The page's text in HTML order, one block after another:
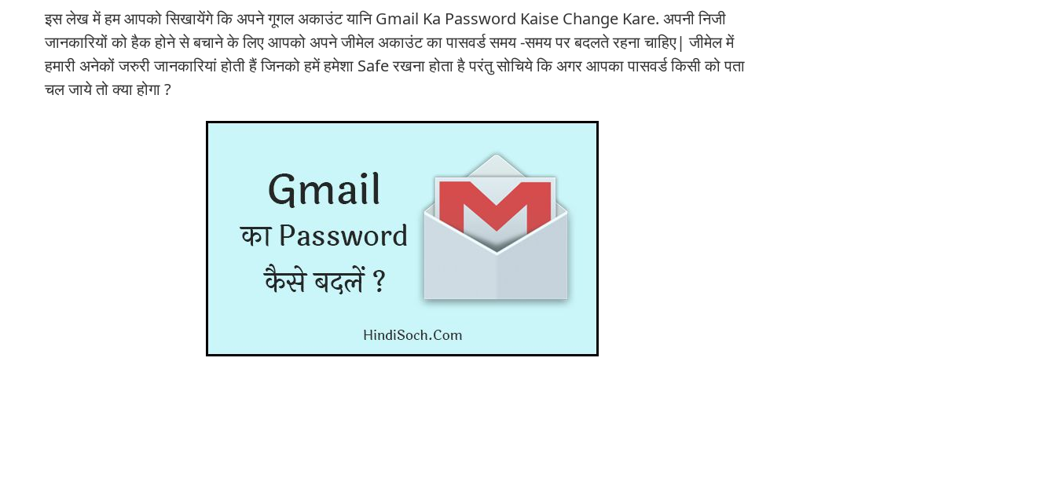
इस लेख में हम आपको सिखायेंगे कि अपने गूगल अकाउंट यानि Gmail Ka Password Kaise Change Kare. अपनी निजी
जानकारियों को हैक होने से बचाने के लिए आपको अपने जीमेल अकाउंट का पासवर्ड समय -समय पर बदलते रहना चाहिए| जीमेल में
हमारी अनेकों जरुरी जानकारियां होती हैं जिनको हमें हमेशा Safe रखना होता है परंतु सोचिये कि अगर आपका पासवर्ड किसी को पता
चल जाये तो क्या होगा ?